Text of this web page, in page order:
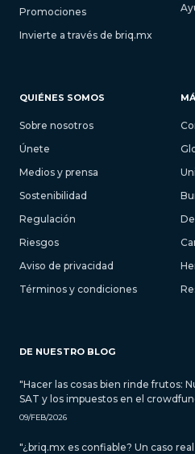
Promociones
Invierte a través de briq.mx
QUIÉNES SOMOS
Sobre nosotros
Únete
Medios y prensa
Sostenibilidad
Regulación
Riesgos
Aviso de privacidad
Términos y condiciones
DE NUESTRO BLOG
"Hacer las cosas bien rinde frutos:
SAT y los impuestos en el
09/FEB/2026
"¿briq.mx es confiable? Un caso